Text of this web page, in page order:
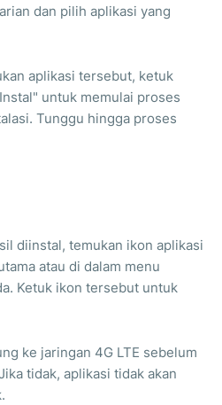
dan pilih aplikasi yang
aplikasi tersebut, ketuk
untuk memulai proses
Tunggu hingga proses
diinstal, temukan ikon aplikasi
atau di dalam menu
Ketuk ikon tersebut untuk
ke jaringan 4G LTE sebelum
tidak, aplikasi tidak akan